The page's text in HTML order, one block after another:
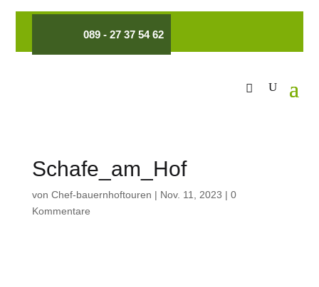
089 - 27 37 54 62
Schafe_am_Hof
von Chef-bauernhoftouren | Nov. 11, 2023 | 0
Kommentare